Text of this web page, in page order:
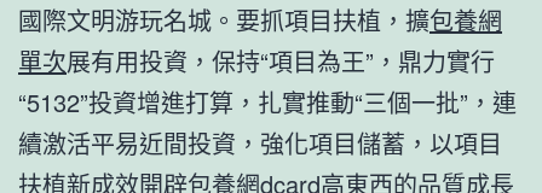
國際文明游玩名城。要抓項目扶植，擴包養網
單次展有用投資，保持“項目為王”，鼎力實行
“5132”投資增進打算，扎實推動“三個一批”，連
續激活平易近間投資，強化項目儲蓄，以項目
扶植新成效開辟包養網dcard高東西的品質成長